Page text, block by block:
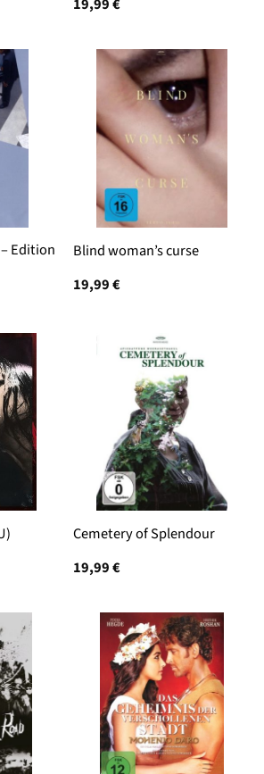
19,99€
Edition
Blind woman’s curse
19,99€
Cemetery of Splendour
19,99€